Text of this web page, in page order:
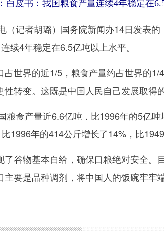
白皮书：我国粮食产量连续4年稳定在
者胡璐）国务院新闻办14日发表的
续4年稳定在6.5亿吨以上水平。
界的近1/5，粮食产量约占世界的1/4
性转变。这既是中国人民自己发展取得
产量近6.6亿吨，比1996年的5亿吨
1996年的414公斤增长了14%，比
物基本自给，确保口粮绝对安全。
要是品种调剂，将中国人的饭碗牢牢